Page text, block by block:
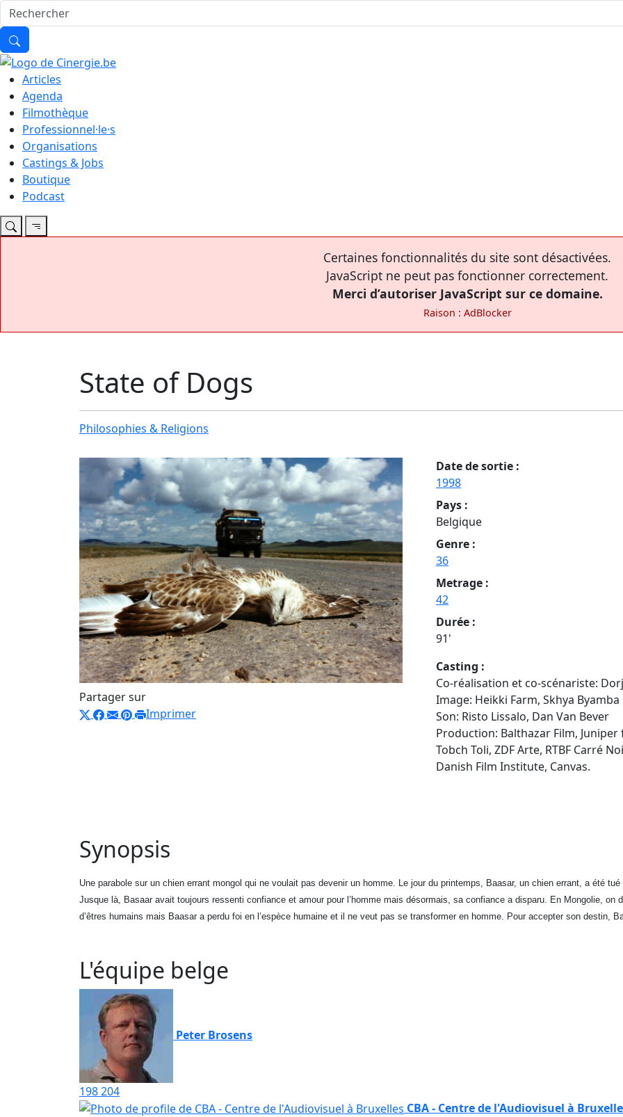
Articles
Agenda
Filmothèque
Professionnel·le·s
Organisations
Castings & Jobs
Boutique
Podcast
Certaines fonctionnalités du site sont désactivées.
JavaScript ne peut pas fonctionner correctement.
Merci d’autoriser JavaScript sur ce domaine.
Raison : AdBlocker
State of Dogs
Philosophies & Religions
Partager sur
Imprimer
Date de sortie :
1998
Pays :
Belgique
Genre :
36
Metrage :
42
Durée :
91'
Casting :
Co-réalisation et co-scénariste:
Image: Heikki Farm, Skhya Byamba
Son: Risto Lissalo, Dan Van Bever
Production: Balthazar Film,
Tobch Toli, ZDF Arte, RTBF Carré
Danish Film Institute, Canvas.
Synopsis
Une parabole sur un chien errant mongol qui ne voulait pas devenir un homme. Le jour du printemps, Baasar, un chien errant, a été
Jusque là, Basaar avait toujours ressenti confiance et amour pour l’homme mais désormais, sa confiance a disparu. En Mongolie, on
d’êtres humains mais Baasar a perdu foi en l’espèce humaine et il ne veut pas se transformer en homme. Pour accepter son destin,
L'équipe belge
Peter Brosens
198204
CBA - Centre de l'Audiovisuel à